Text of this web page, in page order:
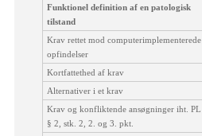
Funktionel definition af en patologisk
tilstand
Krav rettet mod computerimplementerede
opfindelser
Kortfattethed af krav
Alternativer i et krav
Krav og konfliktende ansøgninger iht. PL
§ 2, stk. 2, 2. og 3. pkt.